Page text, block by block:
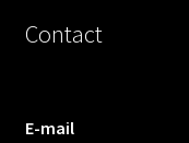
Contact
E-mail